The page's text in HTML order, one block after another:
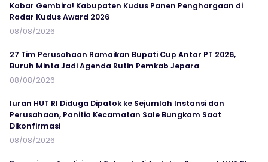
Kabar Gembira! Kabupaten Kudus Panen Penghargaan di
Radar Kudus Award 2026
08/08/2026
27 Tim Perusahaan Ramaikan Bupati Cup Antar PT 2026,
Buruh Minta Jadi Agenda Rutin Pemkab Jepara
08/08/2026
Iuran HUT RI Diduga Dipatok ke Sejumlah Instansi dan
Perusahaan, Panitia Kecamatan Sale Bungkam Saat
Dikonfirmasi
08/08/2026